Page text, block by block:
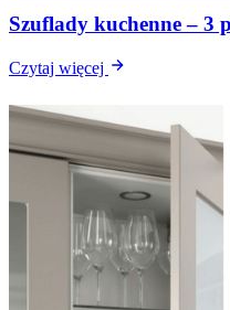
Szuflady kuchenne – 3
Czytaj więcej